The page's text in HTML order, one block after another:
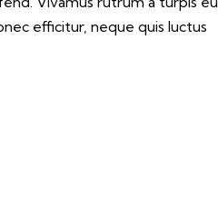
efficitur, neque quis luctus